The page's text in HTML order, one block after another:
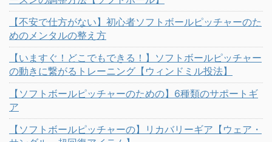
【不安で仕方がない】初心者ソフトボールピッチャーのた
めのメンタルの整え方
【いますぐ！どこでもできる！】ソフトボールピッチャー
の動きに繋がるトレーニング【ウィンドミル投法】
【ソフトボールピッチャーのための】6種類のサポートギ
ア
【ソフトボールピッチャーの】リカバリーギア【ウェア・